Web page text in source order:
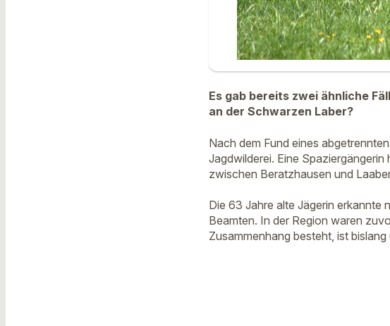
Es gab bereits zwei ähnliche
an der Schwarzen Laber?
Nach dem Fund eines
Jagdwilderei. Eine
zwischen Beratzhausen und
Die 63 Jahre alte Jägerin erkannte
Beamten. In der Region waren
Zusammenhang besteht, ist